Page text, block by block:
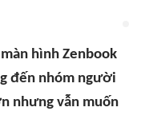
hình Zenbook
đến nhóm người
nhưng vẫn muốn